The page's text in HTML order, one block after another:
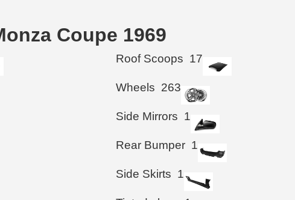
Coupe 1969
Roof Scoops 17
Wheels 263
Side Mirrors 1
Rear Bumper 1
Side Skirts 1